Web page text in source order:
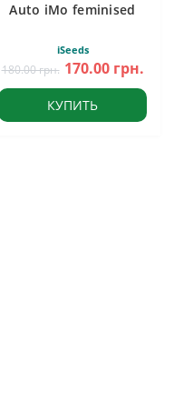
Auto iMo feminised
iSeeds
180.00 грн. 170.00 грн.
КУПИТЬ